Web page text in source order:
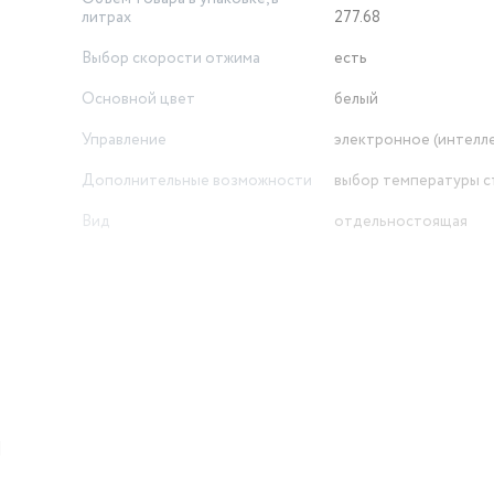
литрах
277.68
Выбор скорости отжима
есть
Основной цвет
белый
Управление
электронное
Дополнительные возможности
выбор температуры
Вид
отдельностоящая